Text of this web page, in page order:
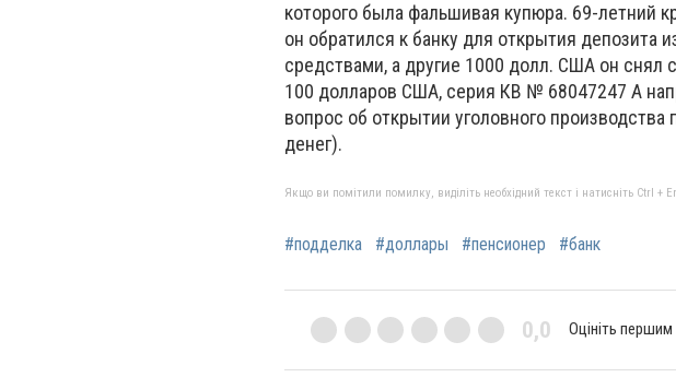
которого была фальшивая купюра. 69-летний
он обратился к банку для открытия
средствами, а другие 1000 долл. США он снял
100 долларов США, серия КВ № 68047247 А
вопрос об открытии уголовного
денег).
Якщо ви помітили помилку, виділіть необхідний текст і натисніть Ctrl +
#подделка #доллары #пенсионер #банк
0,0 Оцініть першим